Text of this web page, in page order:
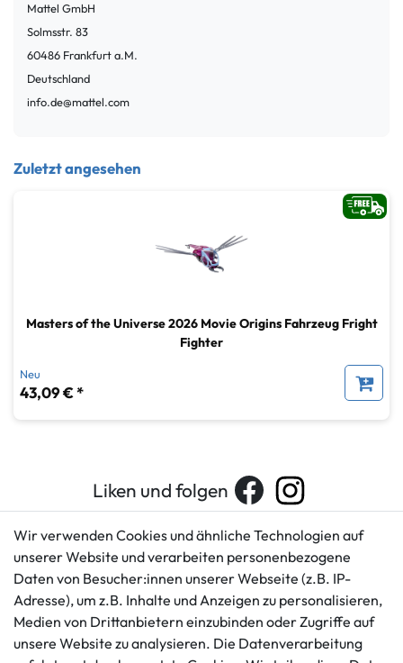
Mattel GmbH
Solmsstr. 83
60486 Frankfurt a.M.
Deutschland
info.de@mattel.com
Zuletzt angesehen
Masters of the Universe 2026 Movie Origins Fahrzeug Fright
Fighter
Neu
43,09 € *
Liken und folgen
Kundenservice
+49 421 596586
Mo. - Fr. 9 - 16 Uhr
info@gameworld.de
Rechtliches
AGB
Impressum
Datenschutzerklärung
Wir verwenden Cookies und ähnliche Technologien auf
unserer Website und verarbeiten personenbezogene
Daten von Besucher:innen unserer Webseite (z.B. IP-
Adresse), um z.B. Inhalte und Anzeigen zu personalisieren,
Medien von Drittanbietern einzubinden oder Zugriffe auf
unsere Website zu analysieren. Die Datenverarbeitung